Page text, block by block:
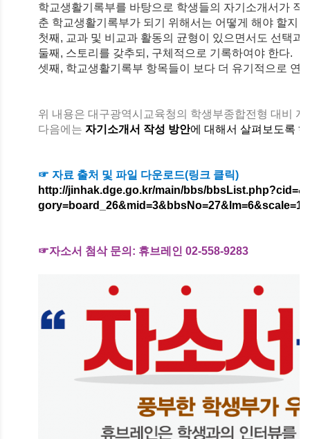
학교생활기록부를 바탕으로 학생들의 자기소개서가
춘 학교생활기록부가 되기 위해서는 어떻게 해야 할지
첫째, 교과 및 비교과 활동의 균형이 있으면서도 선택과
둘째, 스토리를 갖추되, 구체적으로 기록하여야 한다.
셋째, 학교생활기록부 항목들이 보다 더 유기적으로 연
위 내용은 대구광역시교육청의 학생부종합전형 대비
다음에는 자기소개서 작성 방안에 대해서 살펴보도록
☞ 자료 출처 및 파일 다운로드(링크 클릭)
http://jinhak.dge.go.kr/main/bbs/
gory=board_26&mid=3&bbsNo=27&lm=6&scale=10
☞자소서 첨삭 문의: 휴브레인 02-558-9283